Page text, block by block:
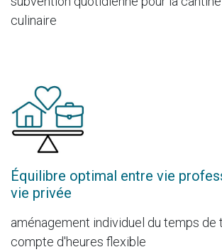
culinaire
Équilibre optimal entre vie
vie privée
aménagement individuel du temps de
compte d'heures flexible